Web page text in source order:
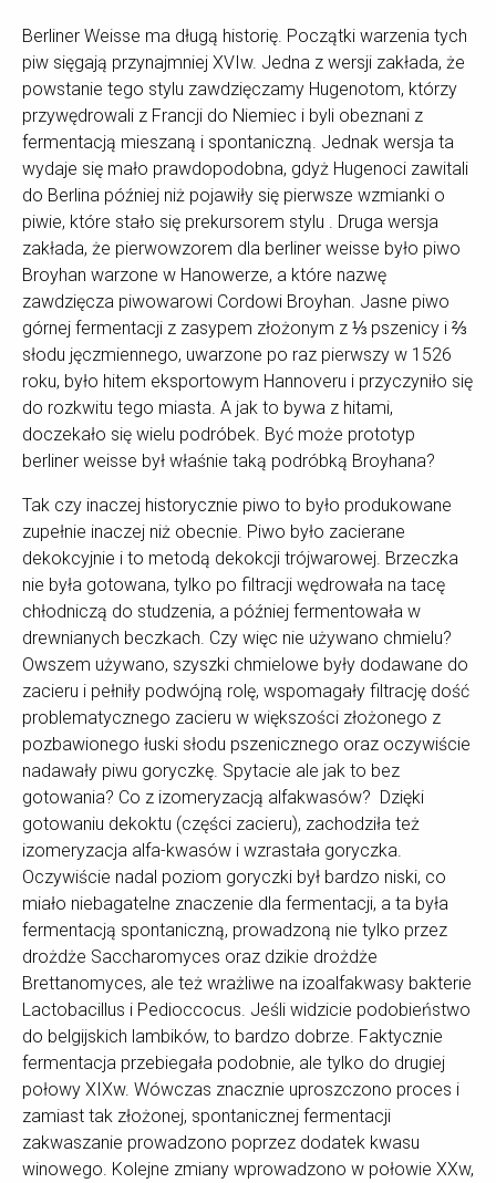
Berliner Weisse ma długą historię. Początki warzenia tych
piw sięgają przynajmniej XVIw. Jedna z wersji zakłada, że
powstanie tego stylu zawdzięczamy Hugenotom, którzy
przywędrowali z Francji do Niemiec i byli obeznani z
fermentacją mieszaną i spontaniczną. Jednak wersja ta
wydaje się mało prawdopodobna, gdyż Hugenoci zawitali
do Berlina później niż pojawiły się pierwsze wzmianki o
piwie, które stało się prekursorem stylu . Druga wersja
zakłada, że pierwowzorem dla berliner weisse było piwo
Broyhan warzone w Hanowerze, a które nazwę
zawdzięcza piwowarowi Cordowi Broyhan. Jasne piwo
górnej fermentacji z zasypem złożonym z ⅓ pszenicy i ⅔
słodu jęczmiennego, uwarzone po raz pierwszy w 1526
roku, było hitem eksportowym Hannoveru i przyczyniło się
do rozkwitu tego miasta. A jak to bywa z hitami,
doczekało się wielu podróbek. Być może prototyp
berliner weisse był właśnie taką podróbką Broyhana?
Tak czy inaczej historycznie piwo to było produkowane
zupełnie inaczej niż obecnie. Piwo było zacierane
dekokcyjnie i to metodą dekokcji trójwarowej. Brzeczka
nie była gotowana, tylko po filtracji wędrowała na tacę
chłodniczą do studzenia, a później fermentowała w
drewnianych beczkach. Czy więc nie używano chmielu?
Owszem używano, szyszki chmielowe były dodawane do
zacieru i pełniły podwójną rolę, wspomagały filtrację dość
problematycznego zacieru w większości złożonego z
pozbawionego łuski słodu pszenicznego oraz oczywiście
nadawały piwu goryczkę. Spytacie ale jak to bez
gotowania? Co z izomeryzacją alfakwasów? Dzięki
gotowaniu dekoktu (części zacieru), zachodziła też
izomeryzacja alfa-kwasów i wzrastała goryczka.
Oczywiście nadal poziom goryczki był bardzo niski, co
miało niebagatelne znaczenie dla fermentacji, a ta była
fermentacją spontaniczną, prowadzoną nie tylko przez
drożdże Saccharomyces oraz dzikie drożdże
Brettanomyces, ale też wrażliwe na izoalfakwasy bakterie
Lactobacillus i Pedioccocus. Jeśli widzicie podobieństwo
do belgijskich lambików, to bardzo dobrze. Faktycznie
fermentacja przebiegała podobnie, ale tylko do drugiej
połowy XIXw. Wówczas znacznie uproszczono proces i
zamiast tak złożonej, spontanicznej fermentacji
zakwaszanie prowadzono poprzez dodatek kwasu
winowego. Kolejne zmiany wprowadzono w połowie XXw,